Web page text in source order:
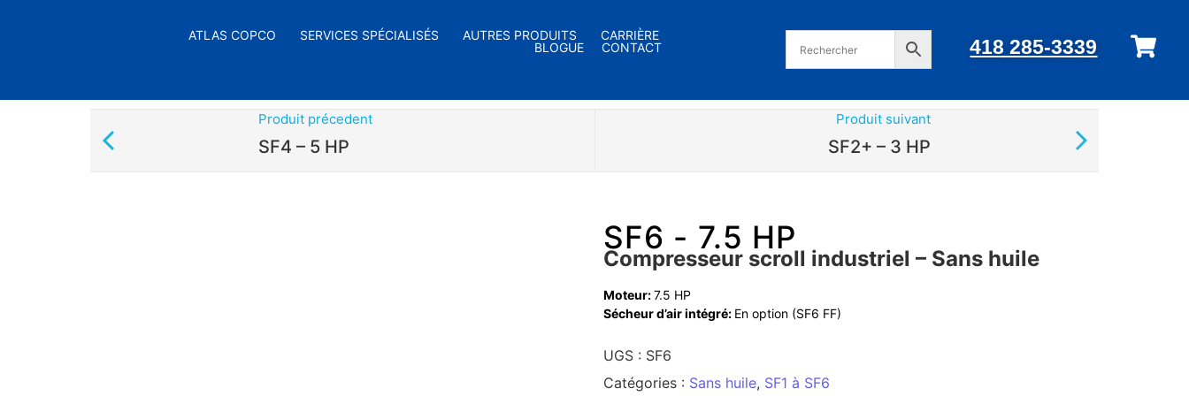
ATLAS COPCO SERVICES SPÉCIALISÉS AUTRES PRODUITS
CARRIÈRE
BLOGUE
CONTACT 418 285-3339
Produit précedent
SF4 – 5 HP
Produit suivant
SF2+ – 3 HP
SF6 - 7.5 HP
Compresseur scroll industriel – Sans huile
Moteur:7.5 HP
Sécheur d’air intégré: En option (SF6 FF)
UGS : SF6
Catégories : Sans huile, SF1 à SF6